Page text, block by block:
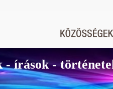
- írások -